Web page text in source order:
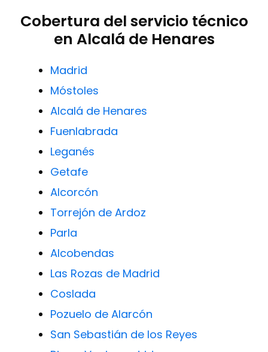
Cobertura del servicio técnico
en Alcalá de Henares
Madrid
Móstoles
Alcalá de Henares
Fuenlabrada
Leganés
Getafe
Alcorcón
Torrejón de Ardoz
Parla
Alcobendas
Las Rozas de Madrid
Coslada
Pozuelo de Alarcón
San Sebastián de los Reyes